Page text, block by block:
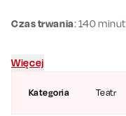
Kategoria Teatr
Czas trwania: 140 minut
Więcej